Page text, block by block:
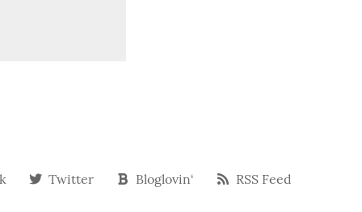
Twitter Bloglovin‘ RSS Feed